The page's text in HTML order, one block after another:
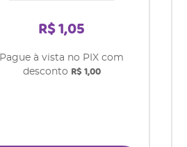
R$ 1,05
Pague à vista no PIX com
desconto R$ 1,00